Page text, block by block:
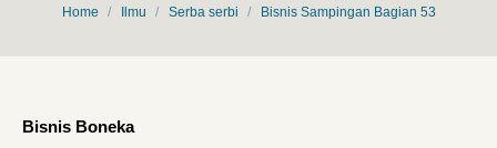
You are here:
Home Ilmu Serba serbi Bisnis Sampingan Bagian 53
Bisnis Boneka